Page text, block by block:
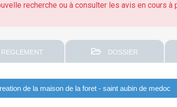
recherche ou à consulter les avis en cours
REGLEMENT DOSSIER
de la maison de la foret - saint aubin de medoc